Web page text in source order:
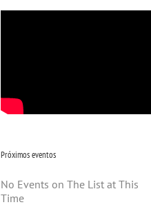
Próximos eventos
No Events on The List at This
Time